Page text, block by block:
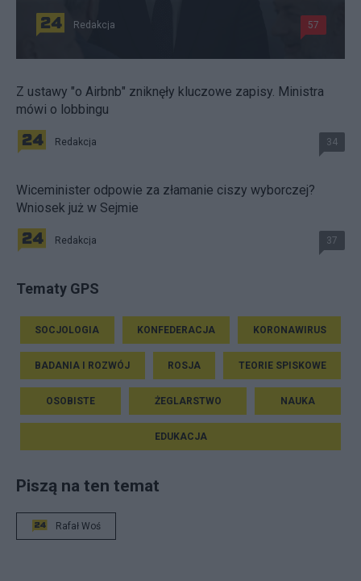
Redakcja 57
Z ustawy "o Airbnb" zniknęły kluczowe zapisy. Ministra
mówi o lobbingu
Redakcja 34
Wiceminister odpowie za złamanie ciszy wyborczej?
Wniosek już w Sejmie
Redakcja 37
Tematy GPS
SOCJOLOGIA KONFEDERACJA KORONAWIRUS
BADANIA I ROZWÓJ ROSJA TEORIE SPISKOWE
OSOBISTE ŻEGLARSTWO NAUKA
EDUKACJA
Piszą na ten temat
Rafał Woś